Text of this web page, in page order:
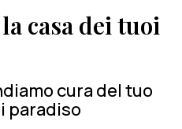
casa dei tuoi
cura del tuo
paradiso